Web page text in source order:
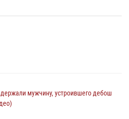
мужчину, устроившего дебош